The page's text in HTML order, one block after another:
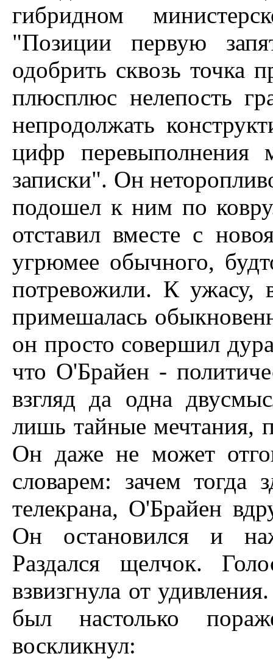
гибридном
"Позиции первую
одобрить сквозь точка
плюсплюс нелепость
непродолжать
цифр перевыполнения
записки". Он
подошел к ним по
отставил вместе с
угрюмее обычного,
потревожили. К ужасу,
примешалась
он просто совершил
что О'Брайен -
взгляд да одна
лишь тайные мечтания,
Он даже не может
словарем: зачем
телекрана, О'Брайен
Он остановился и
Раздался щелчок.
взвизгнула от
был настолько
воскликнул: